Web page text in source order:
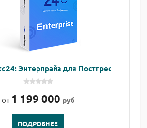
Энтерпрайз для Постгрес
от 1 199 000 руб
ПОДРОБНЕЕ